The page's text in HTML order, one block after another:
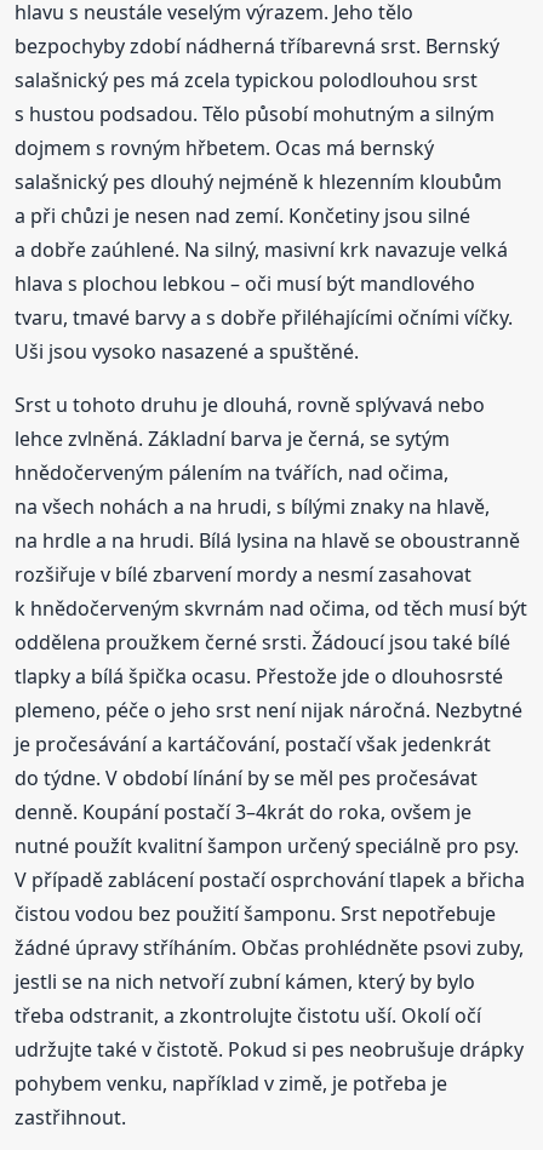
hlavu s neustále veselým výrazem. Jeho tělo
bezpochyby zdobí nádherná tříbarevná srst. Bernský
salašnický pes má zcela typickou polodlouhou srst
s hustou podsadou. Tělo působí mohutným a silným
dojmem s rovným hřbetem. Ocas má bernský
salašnický pes dlouhý nejméně k hlezenním kloubům
a při chůzi je nesen nad zemí. Končetiny jsou silné
a dobře zaúhlené. Na silný, masivní krk navazuje velká
hlava s plochou lebkou – oči musí být mandlového
tvaru, tmavé barvy a s dobře přiléhajícími očními víčky.
Uši jsou vysoko nasazené a spuštěné.
Srst u tohoto druhu je dlouhá, rovně splývavá nebo
lehce zvlněná. Základní barva je černá, se sytým
hnědočerveným pálením na tvářích, nad očima,
na všech nohách a na hrudi, s bílými znaky na hlavě,
na hrdle a na hrudi. Bílá lysina na hlavě se oboustranně
rozšiřuje v bílé zbarvení mordy a nesmí zasahovat
k hnědočerveným skvrnám nad očima, od těch musí být
oddělena proužkem černé srsti. Žádoucí jsou také bílé
tlapky a bílá špička ocasu. Přestože jde o dlouhosrsté
plemeno, péče o jeho srst není nijak náročná. Nezbytné
je pročesávání a kartáčování, postačí však jedenkrát
do týdne. V období línání by se měl pes pročesávat
denně. Koupání postačí 3–4krát do roka, ovšem je
nutné použít kvalitní šampon určený speciálně pro psy.
V případě zablácení postačí osprchování tlapek a břicha
čistou vodou bez použití šamponu. Srst nepotřebuje
žádné úpravy stříháním. Občas prohlédněte psovi zuby,
jestli se na nich netvoří zubní kámen, který by bylo
třeba odstranit, a zkontrolujte čistotu uší. Okolí očí
udržujte také v čistotě. Pokud si pes neobrušuje drápky
pohybem venku, například v zimě, je potřeba je
zastřihnout.